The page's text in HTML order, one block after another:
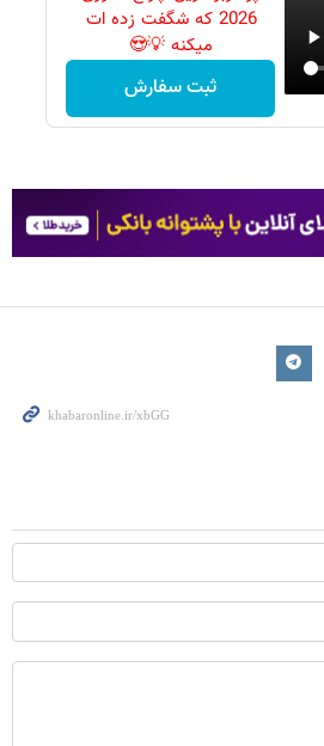
2026 که شگفت زده ات
میکنه 💡😍
ثبت سفارش